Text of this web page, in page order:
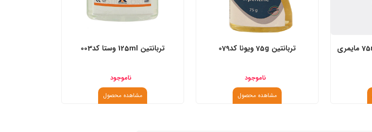
تربانتین تصفیه نشده 75ml مایمری
تربانتین 75g ویونا کد079
ناموجود
مشاهده محصول
تربانتین 125ml وستا کد003
ناموجود
مشاهده محصول